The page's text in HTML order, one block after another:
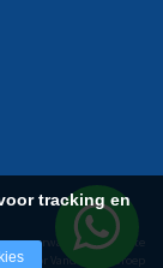
voorwaarden -Website
door Vanderperk Groep
tracking en